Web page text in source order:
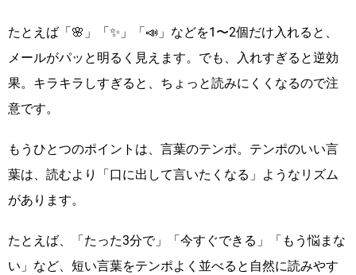
たとえば「🌸」「✨」「📣」などを1〜2個だけ入れると、
メールがパッと明るく見えます。でも、入れすぎると逆効
果。キラキラしすぎると、ちょっと読みにくくなるので注
意です。
もうひとつのポイントは、言葉のテンポ。テンポのいい言
葉は、読むより「口に出して言いたくなる」ようなリズム
があります。
たとえば、「たった3分で」「今すぐできる」「もう悩まな
い」など、短い言葉をテンポよく並べると自然に読みやす